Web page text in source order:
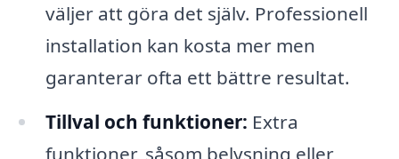
väljer att göra det själv. Professionell
installation kan kosta mer men
garanterar ofta ett bättre resultat.
Tillval och funktioner: Extra
funktioner, såsom belysning eller